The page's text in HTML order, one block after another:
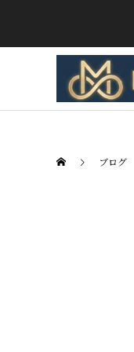
ブログ